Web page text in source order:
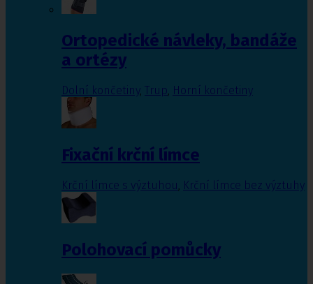
Ortopedické návleky, bandáže
a ortézy
Dolní končetiny, Trup, Horní končetiny
Fixační krční límce
Krční límce s výztuhou Krční límce bez výztuhy
Polohovací pomůcky